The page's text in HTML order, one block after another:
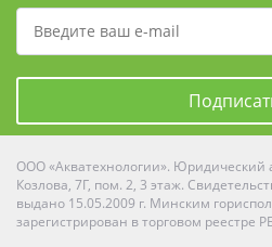
ООО «Акватехнологии». Юридический
Козлова, 7Г, пом. 2, 3 этаж.
выдано 15.05.2009 г. Минским
зарегистрирован в торговом реестре